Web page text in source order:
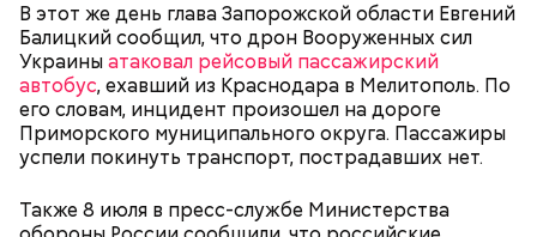
В этот же день глава Запорожской области Евгений
Балицкий сообщил, что дрон Вооруженных сил
Украиныатаковал рейсовый пассажирский
автобус, ехавший из Краснодара в Мелитополь. По
его словам, инцидент произошел на дороге
Приморского муниципального округа. Пассажиры
успели покинуть транспорт, пострадавших нет.
Также 8 июля в пресс-службе Министерства